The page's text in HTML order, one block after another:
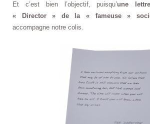
Et c’est bien l’objectif, puisqu’une
« Director » de la « fameuse »
accompagne notre colis.